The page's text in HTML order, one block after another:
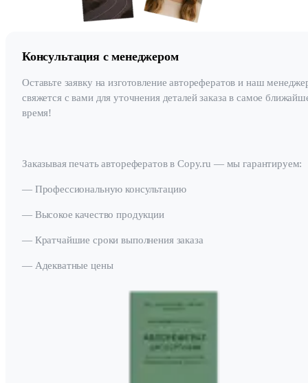
Консультация с менеджером
Оставьте заявку на изготовление авторефератов и наш
свяжется с вами для уточнения деталей заказа в самое
время!
Заказывая печать авторефератов в Copy.ru — мы гарантируем:
— Профессиональную консультацию
— Высокое качество продукции
— Кратчайшие сроки выполнения заказа
— Адекватные цены